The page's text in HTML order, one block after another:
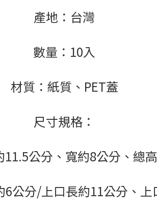
產地：台灣
數量：10入
材質：紙質、PET蓋
尺寸規格：
11.5公分、寬約8公分、總
公分/上口長約11公分、